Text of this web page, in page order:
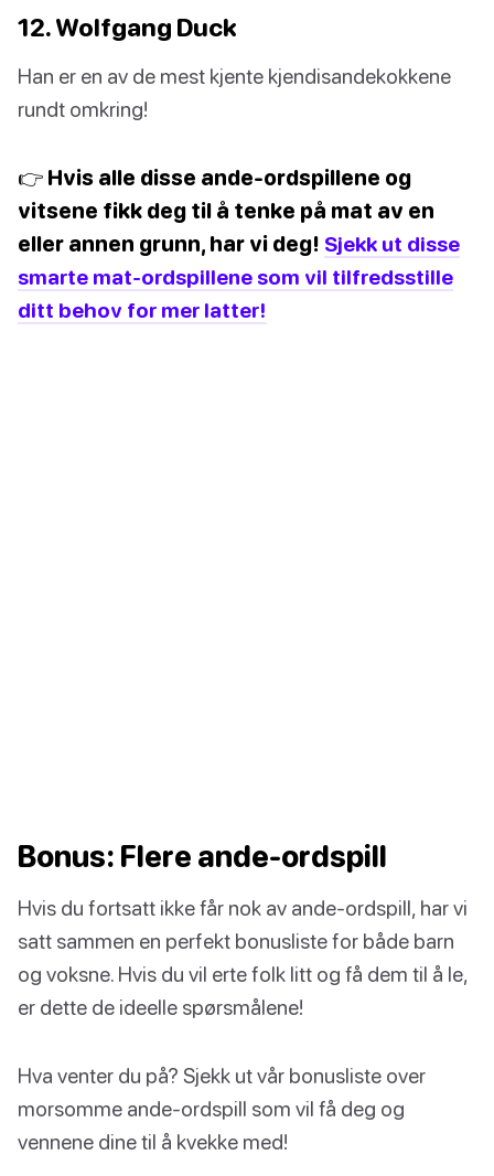
12. Wolfgang Duck
Han er en av de mest kjente kjendisandekokkene
rundt omkring!
👉 Hvis alle disse ande-ordspillene og
vitsene fikk deg til å tenke på mat av en
eller annen grunn, har vi deg! Sjekk ut disse
smarte mat-ordspillene som vil tilfredsstille
ditt behov for mer latter!
Bonus: Flere ande-ordspill
Hvis du fortsatt ikke får nok av ande-ordspill, har vi
satt sammen en perfekt bonusliste for både barn
og voksne. Hvis du vil erte folk litt og få dem til å le,
er dette de ideelle spørsmålene!
Hva venter du på? Sjekk ut vår bonusliste over
morsomme ande-ordspill som vil få deg og
vennene dine til å kvekke med!